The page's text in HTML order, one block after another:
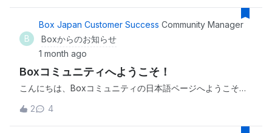
B
Box Japan Customer Success Community Manager
Boxからのお知らせ
1 month ago
Boxコミュニティへようこそ！
こんにちは、Boxコミュニティの日本語ページへようこそ！
ナー全ての方がつながり、情報交換し、相互に支援すること
で課題解決のヒントを得て、新しい活用方法を見つけるため
2 4